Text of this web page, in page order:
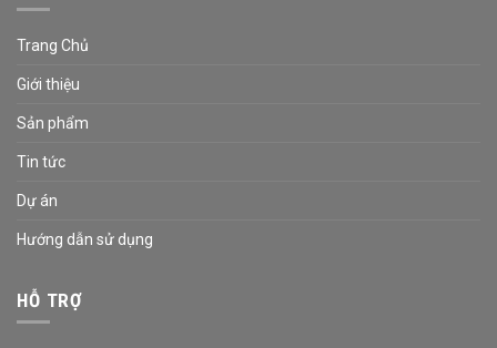
Trang Chủ
Giới thiệu
Sản phẩm
Tin tức
Dự án
Hướng dẫn sử dụng
HỖ TRỢ